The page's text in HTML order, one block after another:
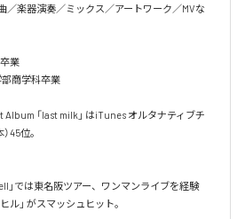
／楽器演奏／ミックス／アートワーク／MVな
業
商学科卒業
「last milk」 はiTunes オルタナティブチ
45位。
」では東名阪ツアー、ワンマンライブを経験
ル」 がスマッシュヒット。